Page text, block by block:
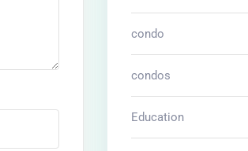
condo
condos
Education